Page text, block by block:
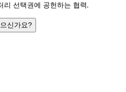
리 선택권에 공헌하는 협력.
신가요?